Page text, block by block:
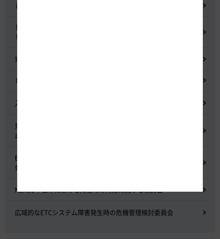
都市間高速道路料金割引検討会
鋼少数主桁橋の床版下面吹付コンクリートはく離・落下事象調査
検討委員会
東名高速道路宇利トンネル照明灯具落下事象調査検討会
NEXCO中日本グループの経営上の課題と取組み
入札に係る不正行為に関する調査及び再発防止のための委員会
東名高速道路 中吉田高架橋 塗装塗替え工事による火災事故再発防
止委員会
E20 中央道を跨ぐ橋梁の耐震補強工事施工不良に関する調査委員
会
NEXCO中日本における降雪時の対応に関する検討会
広域的なETCシステム障害発生時の危機管理検討委員会